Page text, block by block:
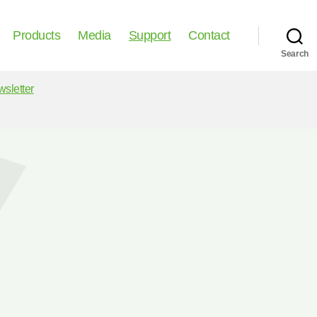
Products Media Support Contact
Search